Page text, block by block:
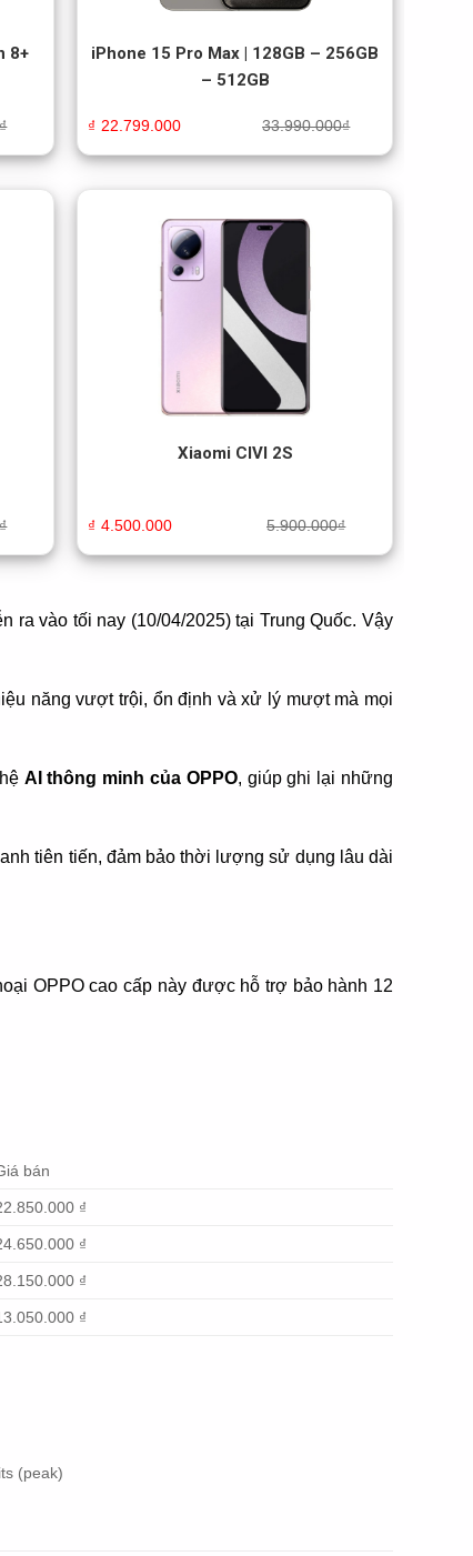
8+
₫
iPhone 15 Pro Max | 128GB – 256GB
– 512GB
33.990.000₫
22.799.000
₫
₫
Xiaomi CIVI 2S
5.900.000₫
4.500.000
₫
vào tối nay (10/04/2025) tại Trung Quốc. Vậy
năng vượt trội, ổn định và xử lý mượt mà mọi
AI thông minh của OPPO, giúp ghi lại những
tiên tiến, đảm bảo thời lượng sử dụng lâu dài
OPPO cao cấp này được hỗ trợ bảo hành 12
bán
₫
₫
₫
₫
(peak)